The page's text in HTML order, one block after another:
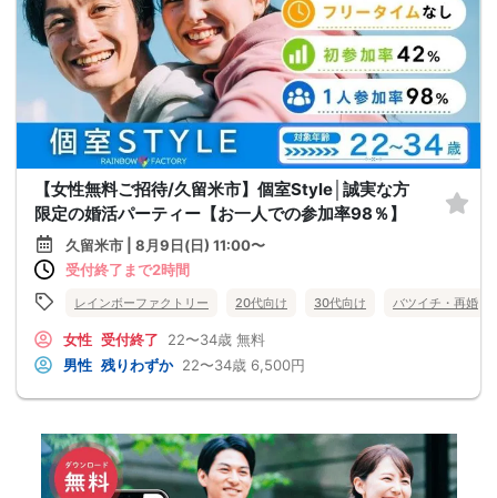
【女性無料ご招待/久留米市】個室Style│誠実な方
限定の婚活パーティー【お一人での参加率98％】
久留米市 | 8月9日(日) 11:00〜
受付終了まで2時間
レインボーファクトリー 20代向け 30代向け バツイチ・再婚
女性 受付終了 22〜34歳 無料
男性 残りわずか 22〜34歳 6,500円